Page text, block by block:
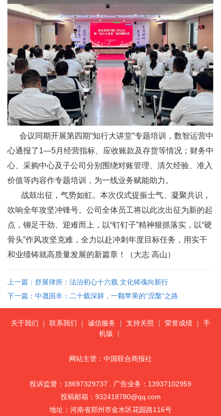
会议同期开展第四期“知行大讲堂”专题培训，数智运营中
心通报了1—5月经营指标、应收账款及存货等情况；财务中
心、采购中心及子公司分别围绕对账管理、清欠经验、准入
价值等内容作专题培训，为一线业务赋能助力。
战鼓出征，气势如虹。本次仪式提振士气、凝聚共识，
吹响全年攻坚冲锋号。公司全体员工将以此次出征为新的起
点，铆足干劲、迎难而上，以“钉钉子”精神狠抓落实，以“硬
骨头”作风攻坚克难，全力以赴冲刺年度目标任务，用实干
和业绩铸就高质量发展的新篇章！（大志 高山）
上一篇：舒展律所：法治初心十六载 文化铸魂向新行
下一篇：中晟国丰：二十载深耕，一颗苹果的“涅槃”之路
关于我们 | 联系我们 | 诚信服务 | 支持关照 | 荣誉成绩 |
手
机版
|
网站主管：中国联合商报社
投诉监督：18697329737 . 广告业务：13937102959
投稿邮箱：932418780@qq.com
地址：河南省郑州市金水区花园路116号